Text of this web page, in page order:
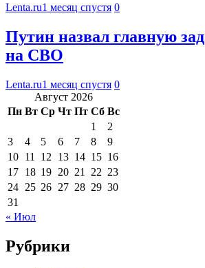
Lenta.ru1 месяц спустя 0
Путин назвал главную
на СВО
Lenta.ru1 месяц спустя 0
Август 2026
Пн Вт Ср Чт Пт Сб Вс
1
2
3
4 5 6 7 8
9
10 11 12 13 14 15 16
17 18 19 20 21 22 23
24 25 26 27 28 29 30
31
« Июл
Рубрики